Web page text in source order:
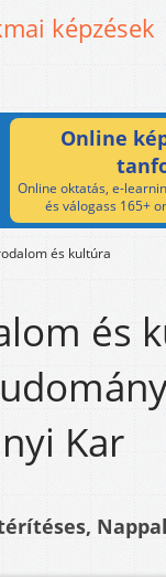
képzések
Online
Online oktatás, e-
és válogass 165+
és kultúra
és
Kar